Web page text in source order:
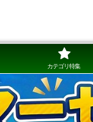
カテゴリ特集